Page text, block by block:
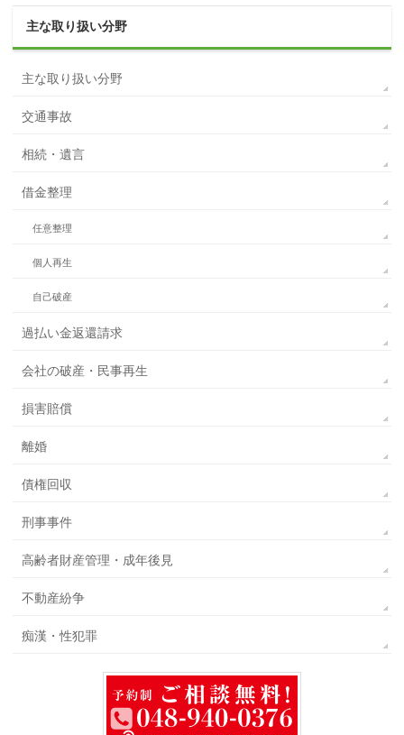
主な取り扱い分野
主な取り扱い分野
交通事故
相続・遺言
借金整理
任意整理
個人再生
自己破産
過払い金返還請求
会社の破産・民事再生
損害賠償
離婚
債権回収
刑事事件
高齢者財産管理・成年後見
不動産紛争
痴漢・性犯罪